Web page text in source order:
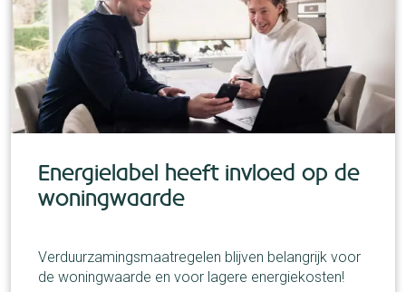
Energielabel heeft invloed op de
woningwaarde
Verduurzamingsmaatregelen blijven belangrijk voor
de woningwaarde en voor lagere energiekosten!